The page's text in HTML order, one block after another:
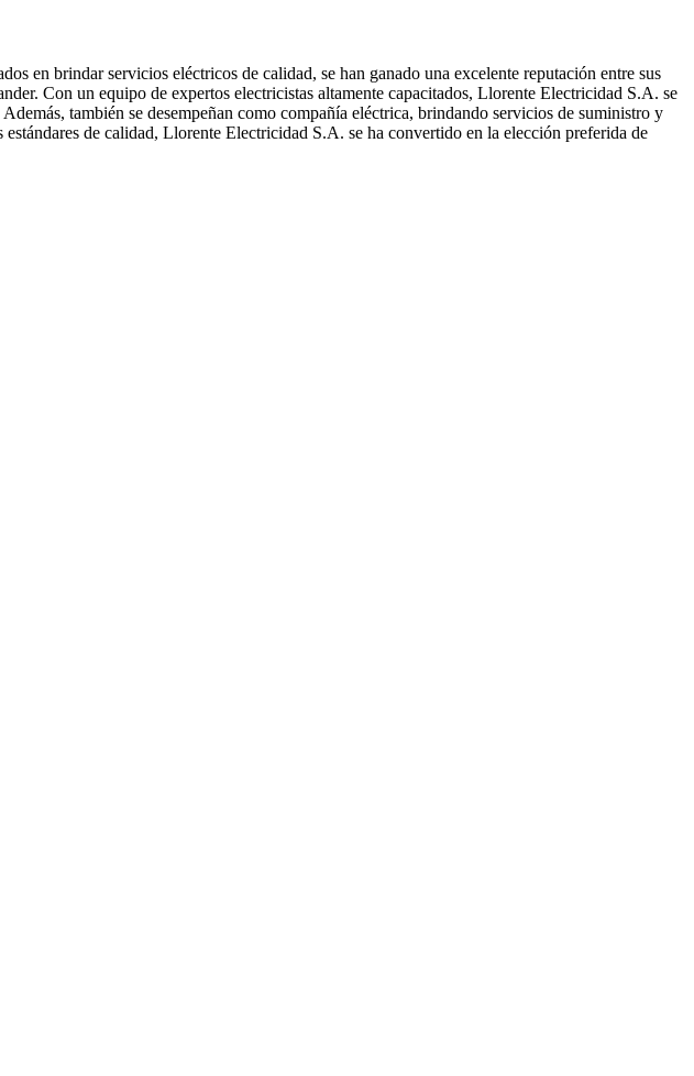
en brindar servicios eléctricos de calidad, se han ganado una excelente reputación entre sus
Con un equipo de expertos electricistas altamente capacitados, Llorente Electricidad S.A. se
también se desempeñan como compañía eléctrica, brindando servicios de suministro y
de calidad, Llorente Electricidad S.A. se ha convertido en la elección preferida de